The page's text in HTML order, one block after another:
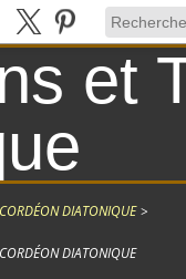
DIATONIQUE >
DIATONIQUE